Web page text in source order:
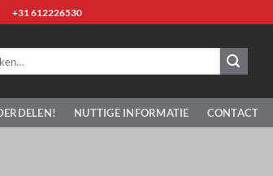
+31 612226530
NUTTIGE INFORMATIE CONTACT